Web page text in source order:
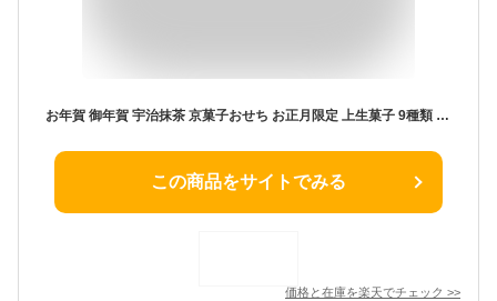
お年賀 御年賀 宇治抹茶 京菓子おせち お正月限定 上生菓子 9種類 桐箱入り 菓子おせち スイーツおせち 2026 御正月 § おせち 和菓子 お菓子 伊藤久右衛門 練り切り お取り寄せ ギフト 御節 お節 迎春菓子 おもてなし 和スイーツ 送料無料
この商品をサイトでみる
価格と在庫を楽天でチェック >>